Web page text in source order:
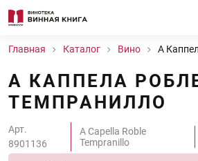
Главная Каталог Вино А
А КАППЕЛА
ТЕМПРАНИЛЛО
Арт.
8901136
A Capella Roble
Tempranillo